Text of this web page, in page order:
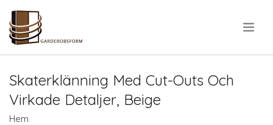
Skaterklänning Med Cut-Outs Och
Virkade Detaljer, Beige
Hem